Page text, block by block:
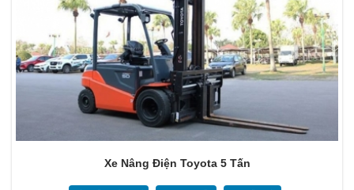
Xe Nâng Điện Toyota 5 Tấn